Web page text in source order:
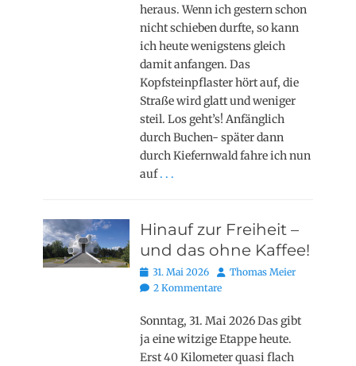
heraus. Wenn ich gestern schon
nicht schieben durfte, so kann
ich heute wenigstens gleich
damit anfangen. Das
Kopfsteinpflaster hört auf, die
Straße wird glatt und weniger
steil. Los geht’s! Anfänglich
durch Buchen- später dann
durch Kiefernwald fahre ich nun
auf. . .
Hinauf zur Freiheit –
und das ohne Kaffee!
Posted
on
31. Mai 2026 AutorThomas Meier
2 Kommentare
Sonntag, 31. Mai 2026 Das gibt
ja eine witzige Etappe heute.
Erst 40 Kilometer quasi flach